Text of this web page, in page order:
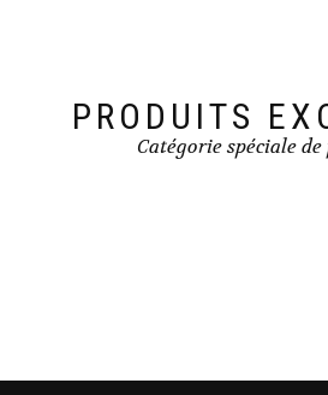
PRODUITS
Catégorie spéciale